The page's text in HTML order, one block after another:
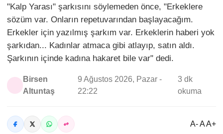
"Kalp Yarası" şarkısını söylemeden önce, "Erkeklere
sözüm var. Onların repetuvarından başlayacağım.
Erkekler için yazılmış şarkım var. Erkeklerin haberi yok
şarkıdan... Kadınlar atmaca gibi atlayıp, satın aldı.
Şarkının içinde kadına hakaret bile var" dedi.
Birsen
Altuntaş
9 Ağustos 2026, Pazar -
22:22
3 dk
okuma
A- A A+